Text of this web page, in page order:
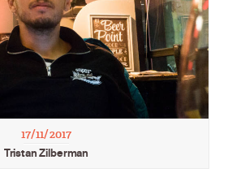
17/11/2017
Tristan Zilberman